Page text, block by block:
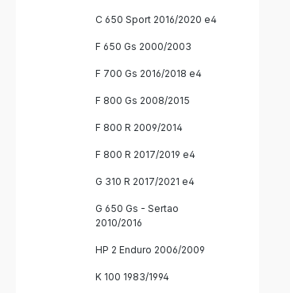
C 650 Sport 2016/2020 e4
F 650 Gs 2000/2003
F 700 Gs 2016/2018 e4
F 800 Gs 2008/2015
F 800 R 2009/2014
F 800 R 2017/2019 e4
G 310 R 2017/2021 e4
G 650 Gs - Sertao
2010/2016
HP 2 Enduro 2006/2009
K 100 1983/1994